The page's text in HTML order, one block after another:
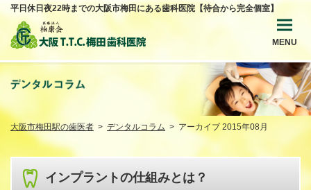
平日休日夜22時までの大阪市梅田にある歯科医院【待合から完全個室】
大阪市梅田駅の歯医者 デンタルコラム アーカイブ 2015年08月
インプラントの仕組みとは？
MENU